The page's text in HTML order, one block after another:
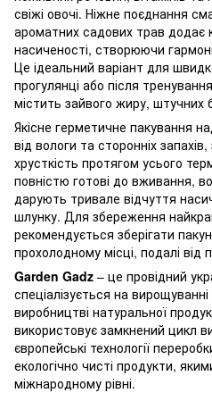
свіжі овочі. Ніжне поєднання
ароматних садових трав додає
насиченості, створюючи
Це ідеальний варіант для
прогулянці або після
містить зайвого жиру, штучних
Якісне герметичне пакування
від вологи та сторонніх
хрусткість протягом усього
повністю готові до вживання,
дарують тривале відчуття
шлунку. Для збереження
рекомендується зберігати
прохолодному місці, подалі від
Garden Gadz – це провідний
спеціалізується на вирощуванні
виробництві натуральної
використовує замкнений цикл
європейські технології
екологічно чисті продукти,
міжнародному рівні.